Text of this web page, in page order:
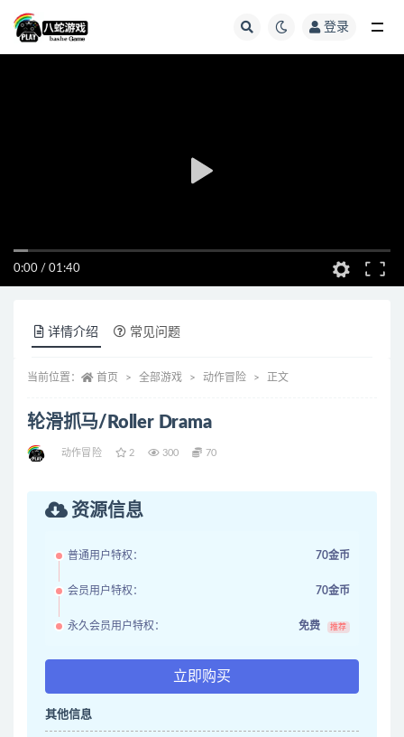
登录
0:00 / 01:40
详情介绍 常见问题
当前位置： 首页 全部游戏 动作冒险 正文
轮滑抓马/Roller Drama
动作冒险 2 300 70
资源信息
普通用户特权： 70金币
会员用户特权： 70金币
永久会员用户特权： 免费 推荐
立即购买
其他信息